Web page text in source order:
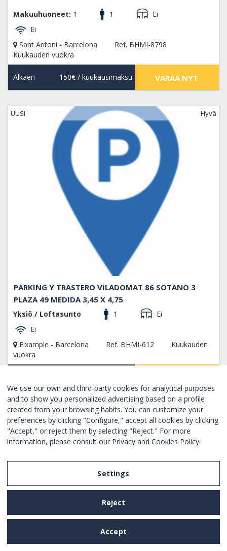
Makuuhuoneet: 1 1
Ei
Ei
Sant Antoni - Barcelona
Ref. BHMI-8798
Kuukauden vuokra
Alkaen 150€/ kuukausimaksu VARAA NYT
UUSI Hyvä
PARKING Y TRASTERO VILADOMAT 86 SOTANO 3
PLAZA 49 MEDIDA 3,45 X 4,75
Yksiö / Loftasunto 1
Ei
Ei
Eixample - Barcelona
Ref. BHMI-612
Kuukauden
vuokra
UUSI Hyvä
We use our own and third-party cookies for analytical purposes
and to show you personalized advertising based on a profile
created from your browsing habits. You can customize your
preferences by clicking "Configure," accept all cookies by clicking
"Accept," or reject them by selecting "Reject." For more
information, please consult our Privacy and Cookies Policy.
Settings
Reject
Accept